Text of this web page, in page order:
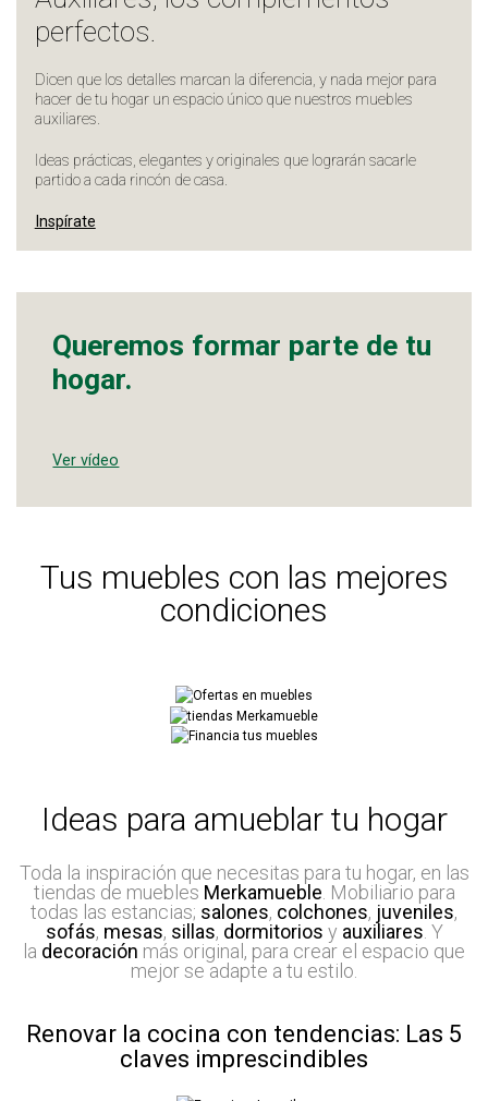
perfectos.
Dicen que los detalles marcan la diferencia, y nada mejor para
hacer de tu hogar un espacio único que nuestros muebles
auxiliares.
Ideas prácticas, elegantes y originales que lograrán sacarle
partido a cada rincón de casa.
Inspírate
Queremos formar parte de tu
hogar.
Ver vídeo
Tus muebles con las mejores
condiciones
Ideas para amueblar tu hogar
Toda la inspiración que necesitas para tu hogar, en las
tiendas de muebles Merkamueble. Mobiliario para
todas las estancias; salones, colchones, juveniles,
sofás, mesas, sillas, dormitorios y auxiliares. Y
la decoración más original, para crear el espacio que
mejor se adapte a tu estilo.
Renovar la cocina con tendencias: Las 5
claves imprescindibles